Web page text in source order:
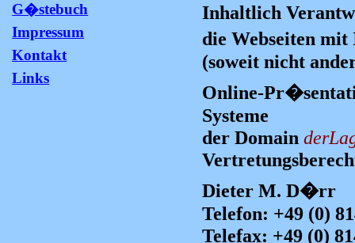
G�stebuch
Impressum
Kontakt
Links
Inhaltlich
die Webseiten
(soweit nicht
Online-
Systeme
der Domain
Dieter M. D�rr
Telefon: +49 (0)
Telefax: +49 (0)